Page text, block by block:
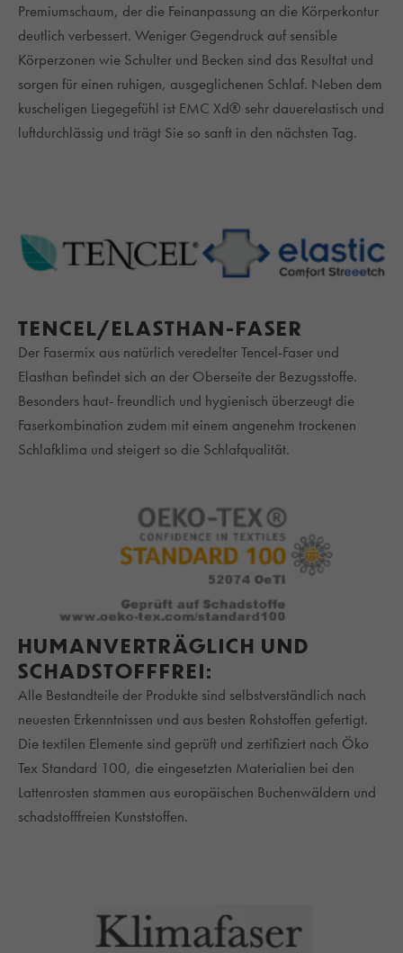
Premiumschaum, der die Feinanpassung an die Körperkontur
deutlich verbessert. Weniger Gegendruck auf sensible
Körperzonen wie Schulter und Becken sind das Resultat und
sorgen für einen ruhigen, ausgeglichenen Schlaf. Neben dem
kuscheligen Liegegefühl ist EMC Xd® sehr dauerelastisch und
luftdurchlässig und trägt Sie so sanft in den nächsten Tag.
TENCEL/ELASTHAN-FASER
Der Fasermix aus natürlich veredelter Tencel-Faser und
Elasthan befindet sich an der Oberseite der Bezugsstoffe.
Besonders haut- freundlich und hygienisch überzeugt die
Faserkombination zudem mit einem angenehm trockenen
Schlafklima und steigert so die Schlafqualität.
HUMANVERTRÄGLICH UND
SCHADSTOFFFREI:
Alle Bestandteile der Produkte sind selbstverständlich nach
neuesten Erkenntnissen und aus besten Rohstoffen gefertigt.
Die textilen Elemente sind geprüft und zertifiziert nach Öko
Tex Standard 100, die eingesetzten Materialien bei den
Lattenrosten stammen aus europäischen Buchenwäldern und
schadstofffreien Kunststoffen.